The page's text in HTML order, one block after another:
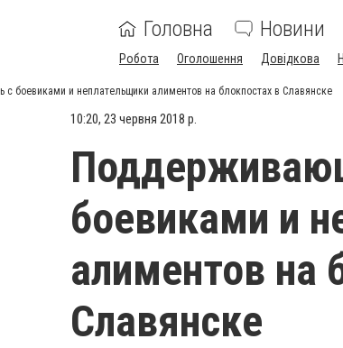
Головна Новини
Робота Оголошення Довідкова
с боевиками и неплательщики алиментов на блокпостах в Славянске
10:20, 23 червня 2018 р.
боевиками и
алиментов на
Славянске